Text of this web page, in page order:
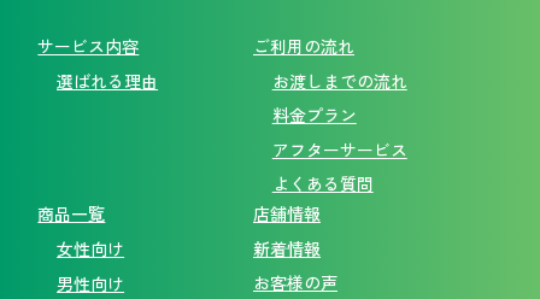
サービス内容
選ばれる理由
ご利用の流れ
お渡しまでの流れ
料金プラン
アフターサービス
よくある質問
商品一覧
女性向け
男性向け
店舗情報
新着情報
お客様の声